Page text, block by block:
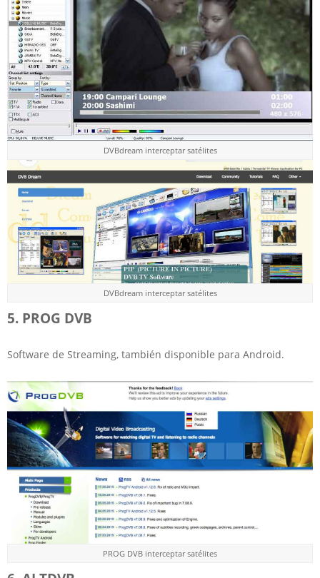
DVBdream interceptar satélites
DVBdream interceptar satélites
5. PROG DVB
Software de Streaming, también disponible para Android.
PROG DVB interceptar satélites